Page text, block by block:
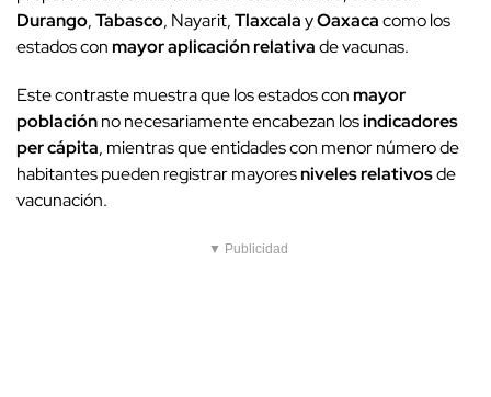
Durango,Tabasco, Nayarit,TlaxcalayOaxacacomo los
estados conmayor aplicación relativade vacunas.
Este contraste muestra que los estados conmayor
poblaciónno necesariamente encabezan losindicadores
per cápita, mientras que entidades con menor número de
habitantes pueden registrar mayoresniveles relativosde
vacunación.
▼ Publicidad